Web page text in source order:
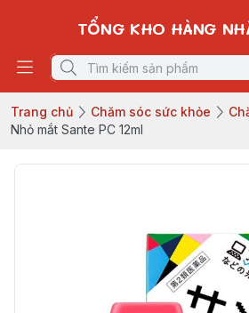
TỔNG KHO HÀNG
Trang chủ Chăm sóc sức khỏe
Nhỏ mắt Sante PC 12ml